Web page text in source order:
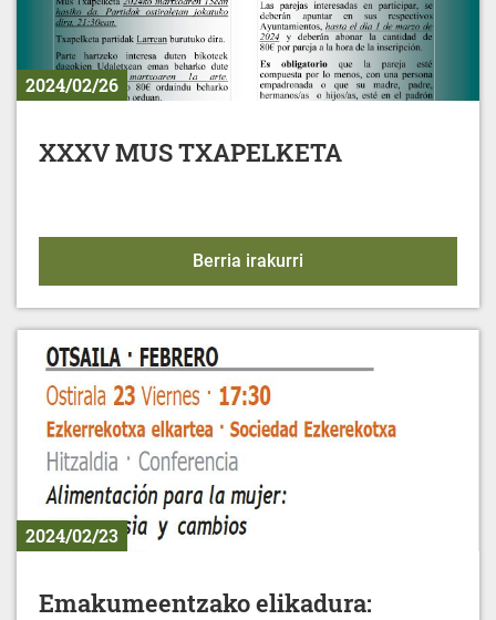
2024/02/26
XXXV MUS TXAPELKETA
Berria irakurri
2024/02/23
Emakumeentzako elikadura: